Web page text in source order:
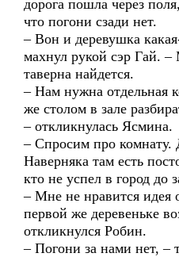
дорога пошла через
что погони сзади нет.
– Вон и деревушка
махнул рукой сэр Гай.
таверна найдется.
– Нам нужна отдельная
же столом в зале
– откликнулась Ясмина.
– Спросим про комнату.
Наверняка там есть
кто не успел в город до
– Мне не нравится идея
первой же деревеньке
откликнулся Робин.
– Погони за нами нет, –